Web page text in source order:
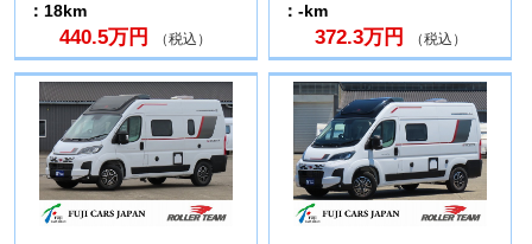
：18km
440.5万円 （税込）
：-km
372.3万円 （税込）